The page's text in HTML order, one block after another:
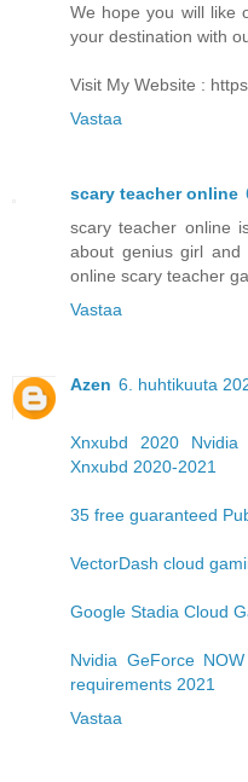
We hope you will like
your destination with
Visit My Website :
Vastaa
scary teacher online
scary teacher online
about genius girl
online scary teacher
Vastaa
Azen 6. huhtikuuta
Xnxubd 2020
Xnxubd 2020-2021
35 free guaranteed
VectorDash cloud
Google Stadia Cloud
Nvidia GeForce
requirements 2021
Vastaa